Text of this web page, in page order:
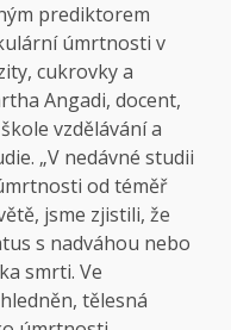
prediktorem
úmrtnosti v
cukrovky a
Angadi, docent,
vzdělávání a
„V nedávné studii
od téměř
jsme zjistili, že
s nadváhou nebo
smrti. Ve
tělesná